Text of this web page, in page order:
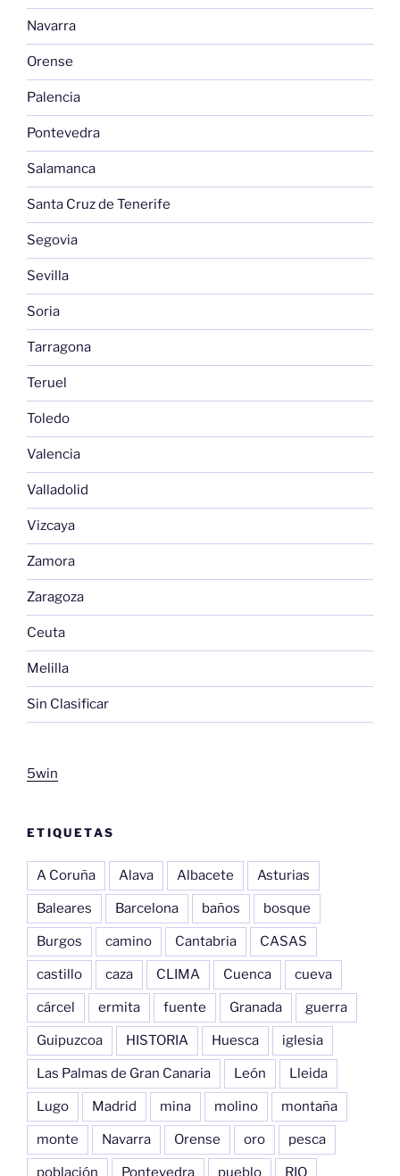
Navarra
Orense
Palencia
Pontevedra
Salamanca
Santa Cruz de Tenerife
Segovia
Sevilla
Soria
Tarragona
Teruel
Toledo
Valencia
Valladolid
Vizcaya
Zamora
Zaragoza
Ceuta
Melilla
Sin Clasificar
5win
ETIQUETAS
A Coruña Alava Albacete Asturias
Baleares Barcelona baños bosque
Burgos camino Cantabria CASAS
castillo caza CLIMA Cuenca cueva
cárcel ermita fuente Granada guerra
Guipuzcoa HISTORIA Huesca iglesia
Las Palmas de Gran Canaria León Lleida
Lugo Madrid mina molino montaña
monte Navarra Orense oro pesca
población Pontevedra pueblo RIO